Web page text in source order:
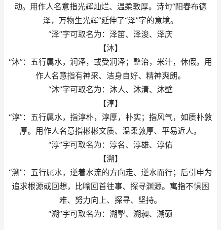
动。用作人名意指光辉灿烂、温柔敦厚。诗句“阳春布德
泽，万物生光辉”延伸了“泽”字的意境。
“泽”字可取名为：泽笛、泽浚、泽庆
【沐】
“沐”：五行属水，润泽，或受润泽；整治，米汁，休假。用
作人名意指有神采、洁身自好、精神爽朗。
“沐”字可取名为：沐人、沐清、沐壁
【淳】
“淳”：五行属水，指淳朴，淳厚，朴实；指风气，如质朴敦
厚。用作人名意指彬彬文质、温柔敦厚、平易近人。
“淳”字可取名为：淳名、淳雄、淳佑
【溯】
“溯”：五行属水，逆着水流的方向走、逆水而行；后引申为
追求根源或回想，比喻回首往事、探寻渊源。寓指不惧困
难、努力向上、探寻、坚持。
“溯”字可取名为：溯掣、溯昶、溯硕